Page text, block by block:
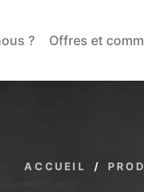
? Offres et
ACCUEIL /